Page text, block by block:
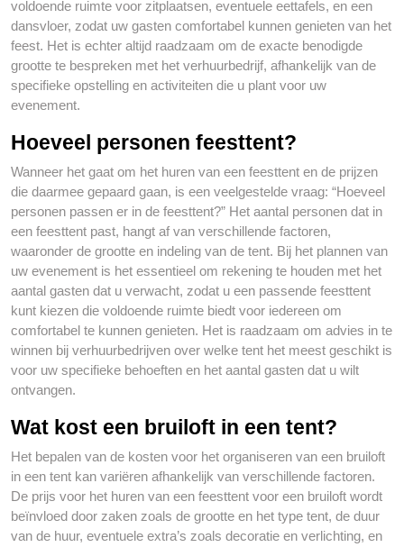
voldoende ruimte voor zitplaatsen, eventuele eettafels, en een
dansvloer, zodat uw gasten comfortabel kunnen genieten van het
feest. Het is echter altijd raadzaam om de exacte benodigde
grootte te bespreken met het verhuurbedrijf, afhankelijk van de
specifieke opstelling en activiteiten die u plant voor uw
evenement.
Hoeveel personen feesttent?
Wanneer het gaat om het huren van een feesttent en de prijzen
die daarmee gepaard gaan, is een veelgestelde vraag: “Hoeveel
personen passen er in de feesttent?” Het aantal personen dat in
een feesttent past, hangt af van verschillende factoren,
waaronder de grootte en indeling van de tent. Bij het plannen van
uw evenement is het essentieel om rekening te houden met het
aantal gasten dat u verwacht, zodat u een passende feesttent
kunt kiezen die voldoende ruimte biedt voor iedereen om
comfortabel te kunnen genieten. Het is raadzaam om advies in te
winnen bij verhuurbedrijven over welke tent het meest geschikt is
voor uw specifieke behoeften en het aantal gasten dat u wilt
ontvangen.
Wat kost een bruiloft in een tent?
Het bepalen van de kosten voor het organiseren van een bruiloft
in een tent kan variëren afhankelijk van verschillende factoren.
De prijs voor het huren van een feesttent voor een bruiloft wordt
beïnvloed door zaken zoals de grootte en het type tent, de duur
van de huur, eventuele extra’s zoals decoratie en verlichting, en